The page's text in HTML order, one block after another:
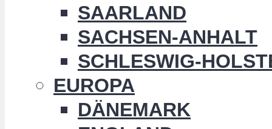
SAARLAND
SACHSEN-ANHALT
SCHLESWIG-
EUROPA
DÄNEMARK